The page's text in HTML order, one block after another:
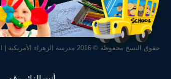
حقوق النسخ محفوظة © 2016 مدرسة الزهراء الأمريكية